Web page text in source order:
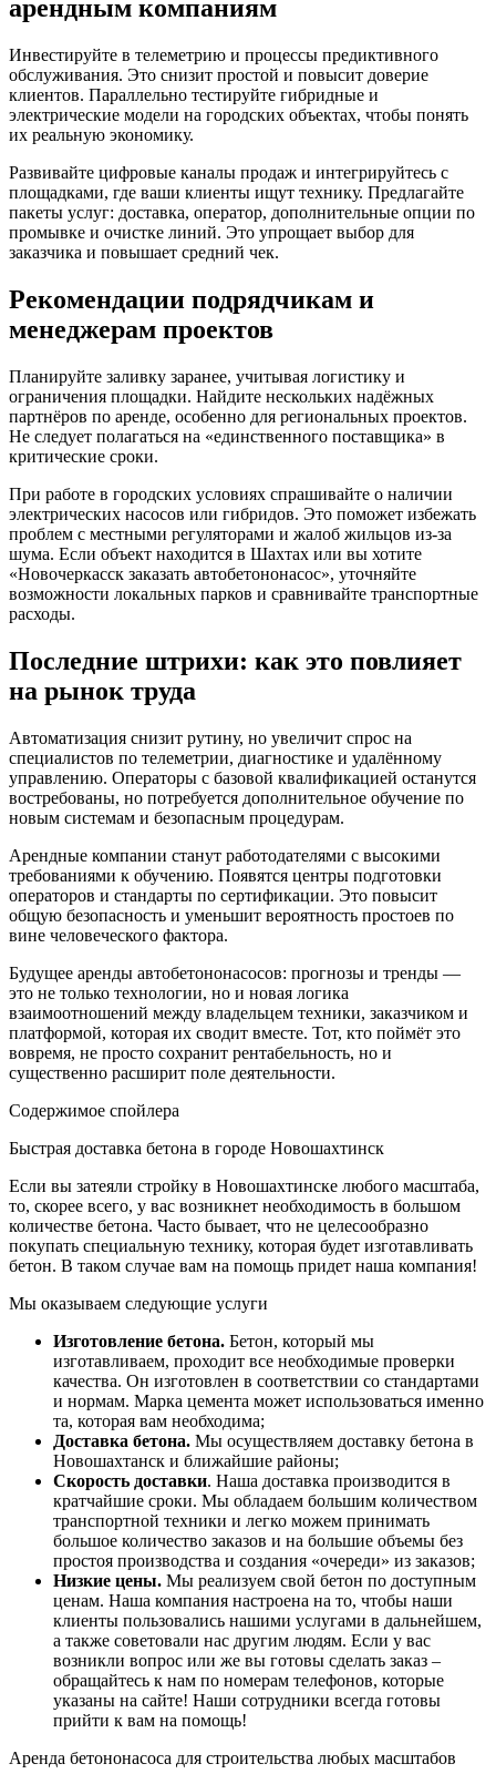
арендным компаниям
Инвестируйте в телеметрию и процессы предиктивного
обслуживания. Это снизит простой и повысит доверие
клиентов. Параллельно тестируйте гибридные и
электрические модели на городских объектах, чтобы понять
их реальную экономику.
Развивайте цифровые каналы продаж и интегрируйтесь с
площадками, где ваши клиенты ищут технику. Предлагайте
пакеты услуг: доставка, оператор, дополнительные опции по
промывке и очистке линий. Это упрощает выбор для
заказчика и повышает средний чек.
Рекомендации подрядчикам и
менеджерам проектов
Планируйте заливку заранее, учитывая логистику и
ограничения площадки. Найдите нескольких надёжных
партнёров по аренде, особенно для региональных проектов.
Не следует полагаться на «единственного поставщика» в
критические сроки.
При работе в городских условиях спрашивайте о наличии
электрических насосов или гибридов. Это поможет избежать
проблем с местными регуляторами и жалоб жильцов из‑за
шума. Если объект находится в Шахтах или вы хотите
«Новочеркасск заказать автобетононасос», уточняйте
возможности локальных парков и сравнивайте транспортные
расходы.
Последние штрихи: как это повлияет
на рынок труда
Автоматизация снизит рутину, но увеличит спрос на
специалистов по телеметрии, диагностике и удалённому
управлению. Операторы с базовой квалификацией останутся
востребованы, но потребуется дополнительное обучение по
новым системам и безопасным процедурам.
Арендные компании станут работодателями с высокими
требованиями к обучению. Появятся центры подготовки
операторов и стандарты по сертификации. Это повысит
общую безопасность и уменьшит вероятность простоев по
вине человеческого фактора.
Будущее аренды автобетононасосов: прогнозы и тренды —
это не только технологии, но и новая логика
взаимоотношений между владельцем техники, заказчиком и
платформой, которая их сводит вместе. Тот, кто поймёт это
вовремя, не просто сохранит рентабельность, но и
существенно расширит поле деятельности.
Содержимое спойлера
Быстрая доставка бетона в городе Новошахтинск
Если вы затеяли стройку в Новошахтинске любого масштаба,
то, скорее всего, у вас возникнет необходимость в большом
количестве бетона. Часто бывает, что не целесообразно
покупать специальную технику, которая будет изготавливать
бетон. В таком случае вам на помощь придет наша компания!
Мы оказываем следующие услуги
Изготовление бетона. Бетон, который мы
изготавливаем, проходит все необходимые проверки
качества. Он изготовлен в соответствии со стандартами
и нормам. Марка цемента может использоваться именно
та, которая вам необходима;
Доставка бетона. Мы осуществляем доставку бетона в
Новошахтанск и ближайшие районы;
Скорость доставки. Наша доставка производится в
кратчайшие сроки. Мы обладаем большим количеством
транспортной техники и легко можем принимать
большое количество заказов и на большие объемы без
простоя производства и создания «очереди» из заказов;
Низкие цены. Мы реализуем свой бетон по доступным
ценам. Наша компания настроена на то, чтобы наши
клиенты пользовались нашими услугами в дальнейшем,
а также советовали нас другим людям. Если у вас
возникли вопрос или же вы готовы сделать заказ –
обращайтесь к нам по номерам телефонов, которые
указаны на сайте! Наши сотрудники всегда готовы
прийти к вам на помощь!
Аренда бетононасоса для строительства любых масштабов